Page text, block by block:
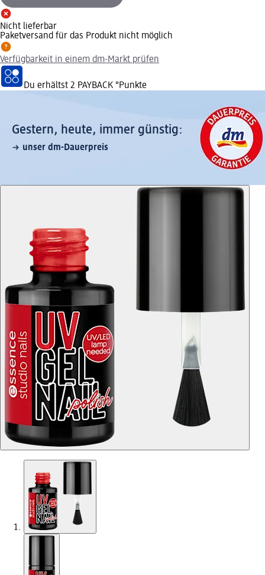
Nicht lieferbar
Paketversand für das Produkt nicht möglich
Verfügbarkeit in einem dm-Markt prüfen
Du erhältst 2 PAYBACK °Punkte
Gestern, heute, immer günstig:
unser dm-Dauerpreis